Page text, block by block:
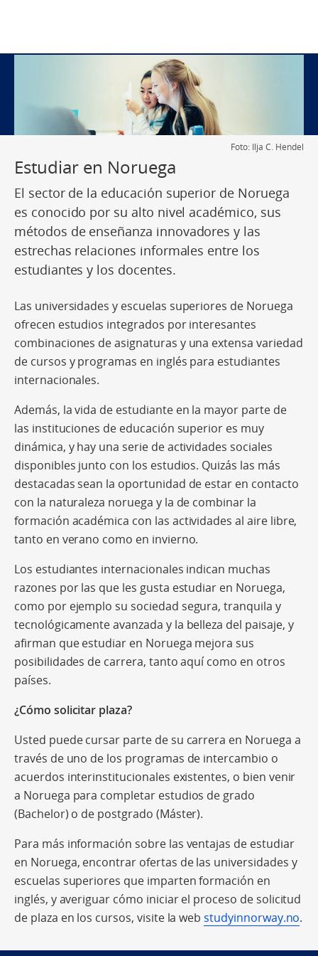
Foto: Ilja C. Hendel
Estudiar en Noruega
El sector de la educación superior de Noruega
es conocido por su alto nivel académico, sus
métodos de enseñanza innovadores y las
estrechas relaciones informales entre los
estudiantes y los docentes.
Las universidades y escuelas superiores de Noruega
ofrecen estudios integrados por interesantes
combinaciones de asignaturas y una extensa variedad
de cursos y programas en inglés para estudiantes
internacionales.
Además, la vida de estudiante en la mayor parte de
las instituciones de educación superior es muy
dinámica, y hay una serie de actividades sociales
disponibles junto con los estudios. Quizás las más
destacadas sean la oportunidad de estar en contacto
con la naturaleza noruega y la de combinar la
formación académica con las actividades al aire libre,
tanto en verano como en invierno.
Los estudiantes internacionales indican muchas
razones por las que les gusta estudiar en Noruega,
como por ejemplo su sociedad segura, tranquila y
tecnológicamente avanzada y la belleza del paisaje, y
afirman que estudiar en Noruega mejora sus
posibilidades de carrera, tanto aquí como en otros
países.
¿Cómo solicitar plaza?
Usted puede cursar parte de su carrera en Noruega a
través de uno de los programas de intercambio o
acuerdos interinstitucionales existentes, o bien venir
a Noruega para completar estudios de grado
(Bachelor) o de postgrado (Máster).
Para más información sobre las ventajas de estudiar
en Noruega, encontrar ofertas de las universidades y
escuelas superiores que imparten formación en
inglés, y averiguar cómo iniciar el proceso de solicitud
de plaza en los cursos, visite la webstudyinnorway.no.